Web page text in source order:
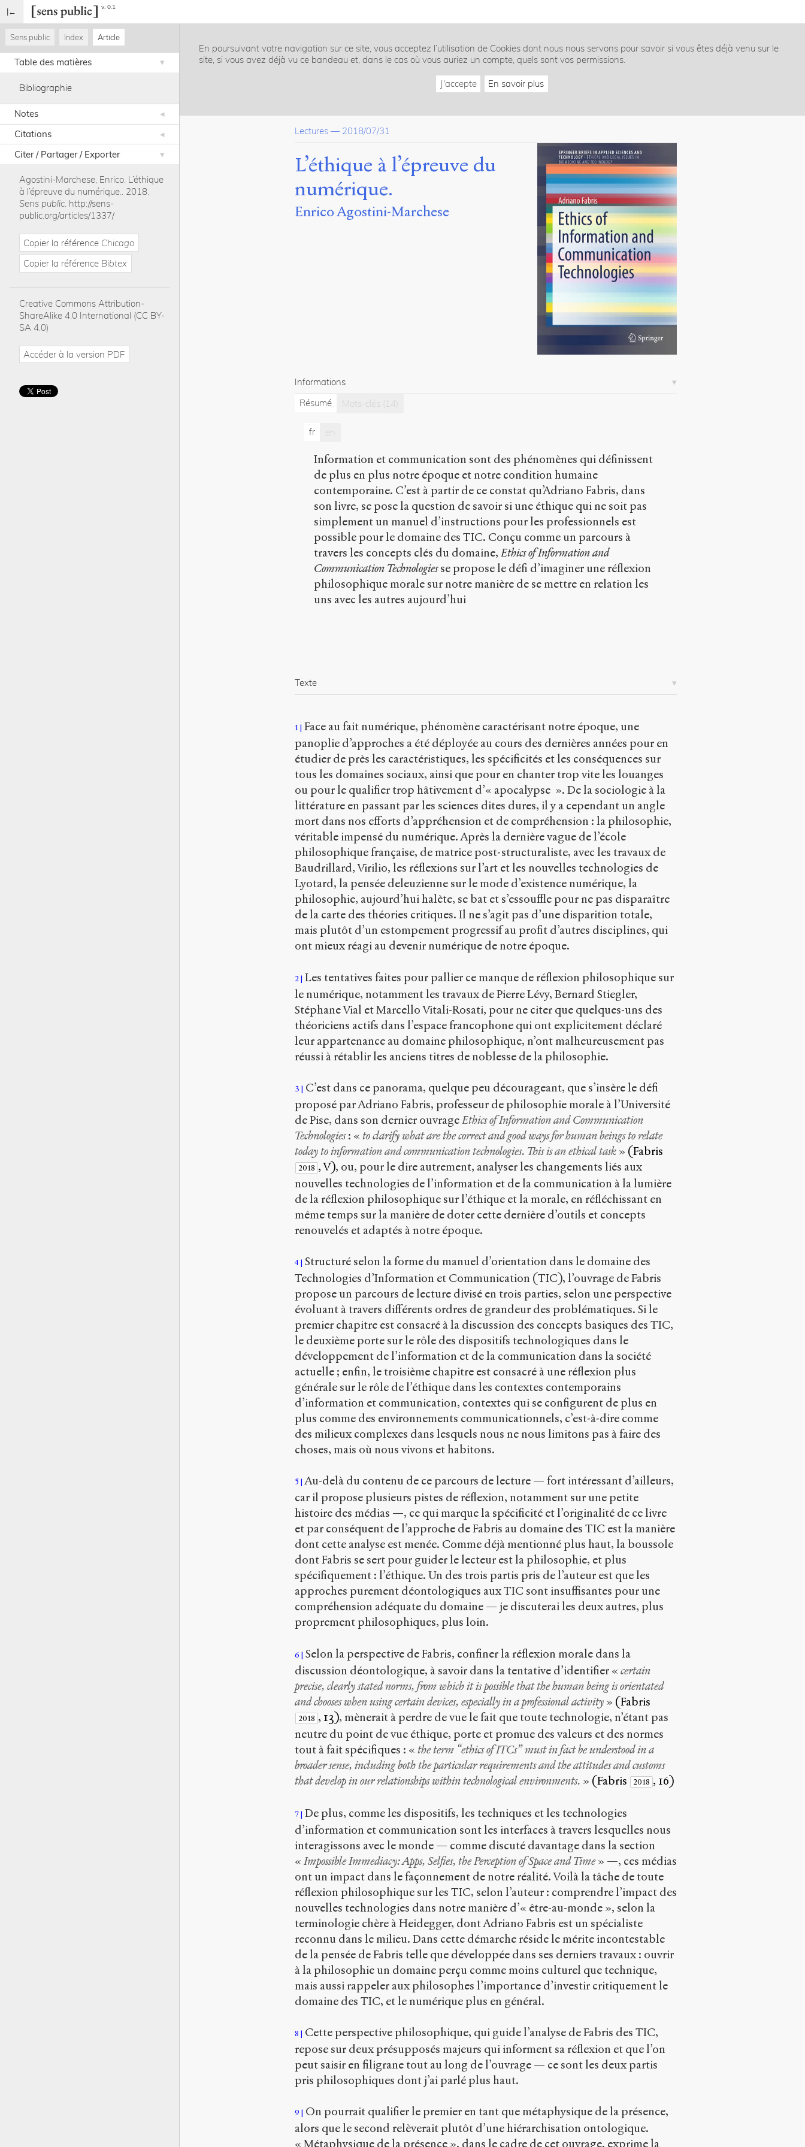
v. 0.1
Sens public Index Article
Table des matières
Bibliographie
Notes
Citations
Citer / Partager / Exporter
Agostini-Marchese, Enrico. L’éthique
à l’épreuve du numérique.. 2018.
Sens public. http://sens-
public.org/articles/1337/
Copier la référence Chicago
Copier la référence Bibtex
Creative Commons Attribution-
ShareAlike 4.0 International (CC BY-
SA 4.0)
Accéder à la version PDF
En poursuivant votre navigation sur ce site, vous acceptez l’utilisation de Cookies dont nous nous servons pour savoir si vous êtes déjà venu sur le
site, si vous avez déjà vu ce bandeau et, dans le cas où vous auriez un compte, quels sont vos permissions.
J'accepte En savoir plus
Lectures — 2018/07/31
L’éthique à l’épreuve du
numérique.
Enrico Agostini-Marchese
Informations
Résumé
Mots-clés (14)
fr en
Information et communication sont des phénomènes qui définissent
de plus en plus notre époque et notre condition humaine
contemporaine. C’est à partir de ce constat qu’Adriano Fabris, dans
son livre, se pose la question de savoir si une éthique qui ne soit pas
simplement un manuel d’instructions pour les professionnels est
possible pour le domaine des TIC. Conçu comme un parcours à
travers les concepts clés du domaine, Ethics of Information and
Communication Technologiesse propose le défi d’imaginer une réflexion
philosophique morale sur notre manière de se mettre en relation les
uns avec les autres aujourd’hui
Texte
1 Face au fait numérique, phénomène caractérisant notre époque, une
panoplie d’approches a été déployée au cours des dernières années pour en
étudier de près les caractéristiques, les spécificités et les conséquences sur
tous les domaines sociaux, ainsi que pour en chanter trop vite les louanges
ou pour le qualifier trop hâtivement d’« apocalypse ». De la sociologie à la
littérature en passant par les sciences dites dures, il y a cependant un angle
mort dans nos efforts d’appréhension et de compréhension : la philosophie,
véritable impensé du numérique. Après la dernière vague de l’école
philosophique française, de matrice post-structuraliste, avec les travaux de
Baudrillard, Virilio, les réflexions sur l’art et les nouvelles technologies de
Lyotard, la pensée deleuzienne sur le mode d’existence numérique, la
philosophie, aujourd’hui halète, se bat et s’essouffle pour ne pas disparaître
de la carte des théories critiques. Il ne s’agit pas d’une disparition totale,
mais plutôt d’un estompement progressif au profit d’autres disciplines, qui
ont mieux réagi au devenir numérique de notre époque.
2 Les tentatives faites pour pallier ce manque de réflexion philosophique sur
le numérique, notamment les travaux de Pierre Lévy, Bernard Stiegler,
Stéphane Vial et Marcello Vitali-Rosati, pour ne citer que quelques-uns des
théoriciens actifs dans l’espace francophone qui ont explicitement déclaré
leur appartenance au domaine philosophique, n’ont malheureusement pas
réussi à rétablir les anciens titres de noblesse de la philosophie.
3
C’est dans ce panorama, quelque peu décourageant, que s’insère le défi
proposé par Adriano Fabris, professeur de philosophie morale à l’Université
de Pise, dans son dernier ouvrageEthics of Information and Communication
Technologies: « to clarify what are the correct and good ways for human beings to relate
today to information and communication technologies. This is an ethical task » (Fabris
2018 , V), ou, pour le dire autrement, analyser les changements liés aux
nouvelles technologies de l’information et de la communication à la lumière
de la réflexion philosophique sur l’éthique et la morale, en réfléchissant en
même temps sur la manière de doter cette dernière d’outils et concepts
renouvelés et adaptés à notre époque.
4
Structuré selon la forme du manuel d’orientation dans le domaine des
Technologies d’Information et Communication (TIC), l’ouvrage de Fabris
propose un parcours de lecture divisé en trois parties, selon une perspective
évoluant à travers différents ordres de grandeur des problématiques. Si le
premier chapitre est consacré à la discussion des concepts basiques des TIC,
le deuxième porte sur le rôle des dispositifs technologiques dans le
développement de l’information et de la communication dans la société
actuelle ; enfin, le troisième chapitre est consacré à une réflexion plus
générale sur le rôle de l’éthique dans les contextes contemporains
d’information et communication, contextes qui se configurent de plus en
plus comme des environnements communicationnels, c’est-à-dire comme
des milieux complexes dans lesquels nous ne nous limitons pas à faire des
choses, mais où nous vivons et habitons.
5 Au-delà du contenu de ce parcours de lecture — fort intéressant d’ailleurs,
car il propose plusieurs pistes de réflexion, notamment sur une petite
histoire des médias —, ce qui marque la spécificité et l’originalité de ce livre
et par conséquent de l’approche de Fabris au domaine des TIC est la manière
dont cette analyse est menée. Comme déjà mentionné plus haut, la boussole
dont Fabris se sert pour guider le lecteur est la philosophie, et plus
spécifiquement : l’éthique. Un des trois partis pris de l’auteur est que les
approches purement déontologiques aux TIC sont insuffisantes pour une
compréhension adéquate du domaine — je discuterai les deux autres, plus
proprement philosophiques, plus loin.
6
Selon la perspective de Fabris, confiner la réflexion morale dans la
discussion déontologique, à savoir dans la tentative d’identifier « certain
precise, clearly stated norms, from which it is possible that the human being is orientated
and chooses when using certain devices, especially in a professional activity » (Fabris
2018 , 13), mènerait à perdre de vue le fait que toute technologie, n’étant pas
neutre du point de vue éthique, porte et promue des valeurs et des normes
tout à fait spécifiques : « the term “ethics of ITCs” must in fact be understood in a
broader sense, including both the particular requirements and the attitudes and customs
that develop in our relationships within technological environments. » (Fabris 2018 , 16)
7 De plus, comme les dispositifs, les techniques et les technologies
d’information et communication sont les interfaces à travers lesquelles nous
interagissons avec le monde — comme discuté davantage dans la section
« Impossible Immediacy: Apps, Selfies, the Perception of Space and Time» —, ces médias
ont un impact dans le façonnement de notre réalité. Voilà la tâche de toute
réflexion philosophique sur les TIC, selon l’auteur : comprendre l’impact des
nouvelles technologies dans notre manière d’« être-au-monde », selon la
terminologie chère à Heidegger, dont Adriano Fabris est un spécialiste
reconnu dans le milieu. Dans cette démarche réside le mérite incontestable
de la pensée de Fabris telle que développée dans ses derniers travaux : ouvrir
à la philosophie un domaine perçu comme moins culturel que technique,
mais aussi rappeler aux philosophes l’importance d’investir critiquement le
domaine des TIC, et le numérique plus en général.
8
Cette perspective philosophique, qui guide l’analyse de Fabris des TIC,
repose sur deux présupposés majeurs qui informent sa réflexion et que l’on
peut saisir en filigrane tout au long de l’ouvrage — ce sont les deux partis
pris philosophiques dont j’ai parlé plus haut.
9
On pourrait qualifier le premier en tant que métaphysique de la présence,
alors que le second relèverait plutôt d’une hiérarchisation ontologique.
« Métaphysique de la présence », dans le cadre de cet ouvrage, exprime la